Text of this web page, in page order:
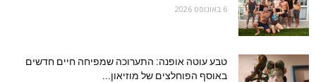
6 באוגוסט 2026
טבע עוטה אופנה: התערוכה שמפיחה חיים חדשים
באוסף הפוחלצים של מוזיאון...